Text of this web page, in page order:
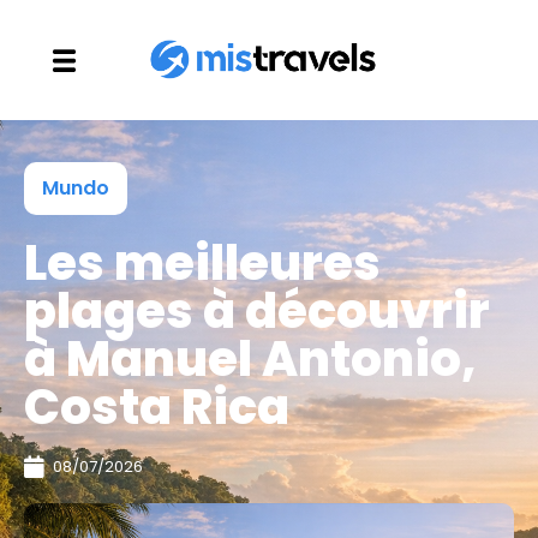
Mundo
Les meilleures
plages à découvrir
à Manuel Antonio,
Costa Rica
08/07/2026